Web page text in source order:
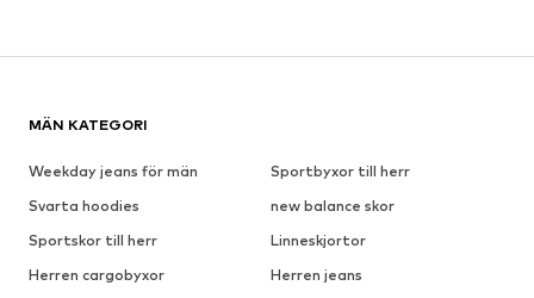
MÄN KATEGORI
Weekday jeans för män
Sportbyxor till herr
Svarta hoodies
new balance skor
Sportskor till herr
Linneskjortor
Herren cargobyxor
Herren jeans